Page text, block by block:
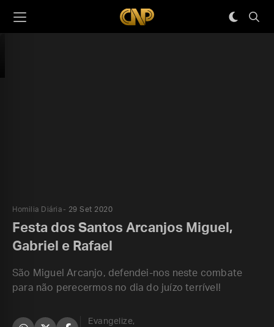
Homilia Diária 29 Set 2020
Festa dos Santos Arcanjos Miguel,
Gabriel e Rafael
São Miguel Arcanjo, defendei-nos neste combate
para não perecermos no dia do juízo terrível!
Evangelize,